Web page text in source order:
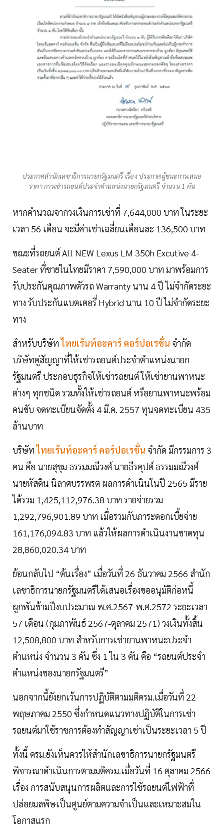
ประกาศสำนักเลขาธิการนายกรัฐมนตรี เรื่อง ประกาศผู้ชนะการเสนอ
ราคา การเช่ารถยนต์ประจำตำแหน่งนายกรัฐมนตรี จำนวน 1 คัน
หากคำนวณจากวงเงินการเช่าที่ 7,644,000 บาท ในระยะ
เวลา 56 เดือน จะมีค่าเช่าเฉลี่ยนเดือนละ 136,500 บาท
ขณะที่รถยนต์ All NEW Lexus LM 350h Excutive 4-
Seater ที่ขายในไทยมีราคา 7,590,000 บาท มาพร้อมการ
รับประกันคุณภาพตัวรถ Warranty นาน 4 ปี ไม่จำกัดระยะ
ทาง รับประกันแบตเตอรี่ Hybrid นาน 10 ปี ไม่จำกัดระยะ
ทาง
สำหรับบริษัทไทยเร้นท์อะคาร์ คอร์ปอเรชั่น จำกัด
บริษัทคู่สัญญาที่ให้เช่ารถยนต์ประจำตำแหน่งนายก
รัฐมนตรี ประกอบธุรกิจให้เช่ารถยนต์ ให้เช่ายานพาหนะ
ต่างๆ ทุกชนิด รวมทั้งให้เช่ารถยนต์ หรือยานพาหนะพร้อม
คนขับ จดทะเบียนจัดตั้ง 4 มี.ค. 2557 ทุนจดทะเบียน 435
ล้านบาท
บริษัทไทยเร้นท์อะคาร์ คอร์ปอเรชั่น จำกัด มีกรรมการ 3
คน คือ นายสุขุม ธรรมมณีวงศ์ นายธีรคุปต์ ธรรมมณีวงศ์
นายหัสดิน นิลาศบรรพรต ผลการดำเนินในปี 2565 มีราย
ได้รวม 1,425,112,976.38 บาท รายจ่ายรวม
1,292,796,901.89 บาท เมื่อรวมกับภาระดอกเบี้ยจ่าย
161,176,094.83 บาท แล้วให้ผลการดำเนินงานขาดทุน
28,860,020.34 บาท
ย้อนกลับไป “ต้นเรื่อง” เมื่อวันที่ 26 ธันวาคม 2566 สำนัก
เลขาธิการนายกรัฐมนตรีได้เสนอเรื่องขออนุมัติก่อหนี้
ผูกพันข้ามปีงบประมาณ พ.ศ.2567-พ.ศ.2572 ระยะเวลา
57 เดือน (กุมภาพันธ์ 2567-ตุลาคม 2571) วงเงินทั้งสิ้น
12,508,800 บาท สำหรับการเช่ายานพาหนะประจำ
ตำแหน่ง จำนวน 3 คัน ซึ่ง 1 ใน 3 คัน คือ “รถยนต์ประจำ
ตำแหน่งของนายกรัฐมนตรี”
นอกจากนี้ยังยกเว้นการปฏิบัติตามมติครม.เมื่อวันที่ 22
พฤษภาคม 2550 ซึ่งกำหนดแนวทางปฏิบัติในการเช่า
รถยนต์มาใช้ราชการต้องทำสัญญาเช่าเป็นระยะเวลา 5 ปี
ทั้งนี้ ครม.ยังเห็นควรให้สำนักเลขาธิการนายกรัฐมนตรี
พิจารณาดำเนินการตามมติครม.เมื่อวันที่ 16 ตุลาคม 2566
เรื่อง การสนับสนุนการผลิตและการใช้รถยนต์ไฟฟ้าที่
ปล่อยมลพิษเป็นศูนย์ตามความจำเป็นและเหมาะสมใน
โอกาสแรก